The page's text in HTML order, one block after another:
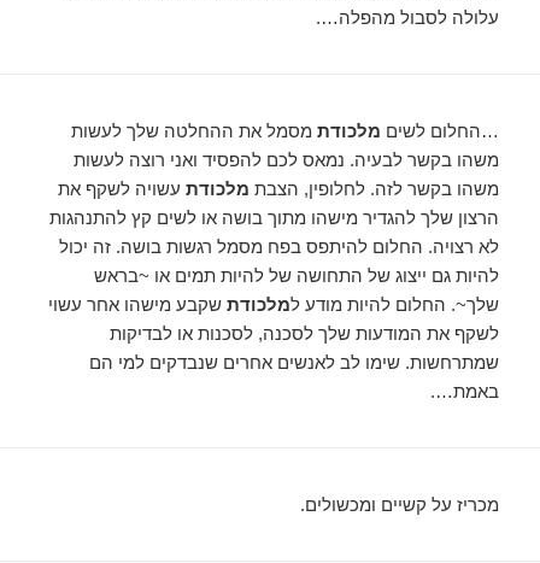
עלולה לסבול מהפלה….
…החלום לשים מלכודת מסמל את ההחלטה שלך לעשות
משהו בקשר לבעיה. נמאס לכם להפסיד ואני רוצה לעשות
משהו בקשר לזה. לחלופין, הצבת מלכודת עשויה לשקף את
הרצון שלך להגדיר מישהו מתוך בושה או לשים קץ להתנהגות
לא רצויה. החלום להיתפס בפח מסמל רגשות בושה. זה יכול
להיות גם ייצוג של התחושה של להיות תמים או ~בראש
שלך~. החלום להיות מודע למלכודת שקבע מישהו אחר עשוי
לשקף את המודעות שלך לסכנה, לסכנות או לבדיקות
שמתרחשות. שימו לב לאנשים אחרים שנבדקים למי הם
באמת….
מכריז על קשיים ומכשולים.